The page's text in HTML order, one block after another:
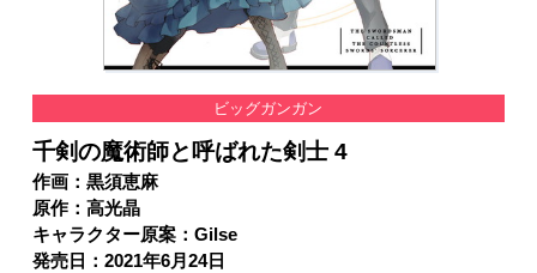
ビッグガンガン
千剣の魔術師と呼ばれた剣士 4
作画：黒須恵麻
原作：高光晶
キャラクター原案：Gilse
発売日：2021年6月24日